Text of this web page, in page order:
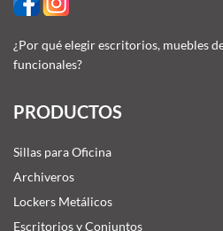
¿Por qué elegir escritorios, muebles
funcionales?
PRODUCTOS
Sillas para Oficina
Archiveros
Lockers Metálicos
Escritorios y Conjuntos